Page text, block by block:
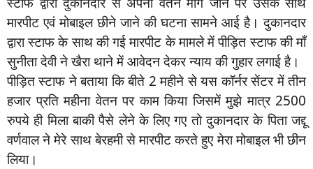
मारपीट एवं मोबाइल छीने जाने की घटना सामने आई है। दुकानदार
द्वारा स्टाफ के साथ की गई मारपीट के मामले में पीड़ित स्टाफ की माँ
सुनीता देवी ने खैरा थाने में आवेदन देकर न्याय की गुहार लगाई है।
पीड़ित स्टाफ ने बताया कि बीते 2 महीने से यस कॉर्नर सेंटर में तीन
हजार प्रति महीना वेतन पर काम किया जिसमें मुझे मात्र 2500
रुपये ही मिला बाकी पैसे लेने के लिए गए तो दुकानदार के पिता जद्दू
वर्णवाल ने मेरे साथ बेरहमी से मारपीट करते हुए मेरा मोबाइल भी छीन
लिया।